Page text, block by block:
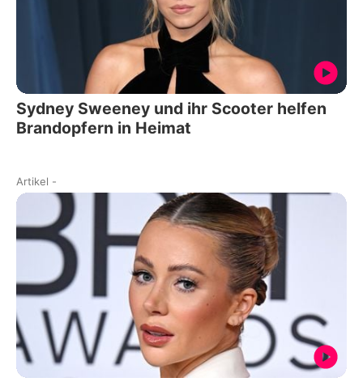
Sydney Sweeney und ihr Scooter helfen
Brandopfern in Heimat
Artikel -